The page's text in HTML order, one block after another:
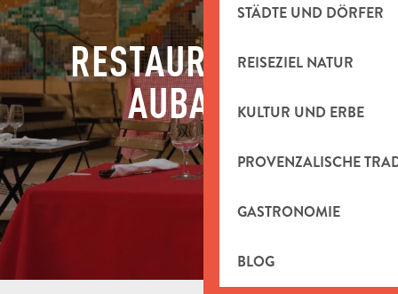
STÄDTE UND DÖRFER
REISEZIEL NATUR
KULTUR UND ERBE
PROVENZALISCHE
GASTRONOMIE
BLOG
RESTAURANTS IN
AUBAGNE